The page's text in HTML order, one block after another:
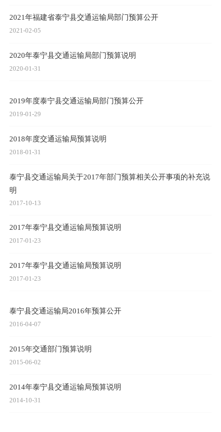
2021年福建省泰宁县交通运输局部门预算公开
2021-02-05
2020年泰宁县交通运输局部门预算说明
2020-01-31
2019年度泰宁县交通运输局部门预算公开
2019-01-29
2018年度交通运输局预算说明
2018-01-31
泰宁县交通运输局关于2017年部门预算相关公开事项的补充说
明
2017-10-13
2017年泰宁县交通运输局预算说明
2017-01-23
2017年泰宁县交通运输局预算说明
2017-01-23
泰宁县交通运输局2016年预算公开
2016-04-07
2015年交通部门预算说明
2015-06-02
2014年泰宁县交通运输局预算说明
2014-10-31